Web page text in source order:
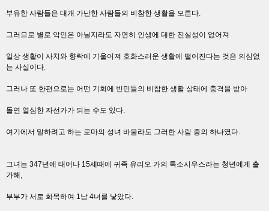
부유한 사람들은 대개 가난한 사람들의 비참한 생활을 모른다.
그러므로 별로 악인은 아닐지라도 자연히 인생에 대한 진실성이 없어져
일상 생활이 사치와 향락에 기울어져 호화스러운 생활에 떨어진다는 것은 의심없
는 사실이다.
그러나 또 한편으로는 어떤 기회에 빈민들의 비참한 생활 상태에 충격을 받아
돌연 열심한 자선가가 되는 수도 있다.
여기에서 말하려고 하는 로마의 성녀 바울라도 그러한 사람 중의 하나였다.
그녀는 347년에 태어나 15세때에 귀족 유리오 가의 톡소시우스라는 청년에게 출
가해,
부부가 서로 화목하여 1남 4녀를 낳았다.